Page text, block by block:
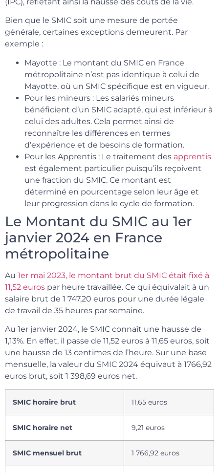
Bien que le SMIC soit une mesure de portée
générale, certaines exceptions demeurent. Par
exemple :
Mayotte : Le montant du SMIC en France
métropolitaine n’est pas identique à celui de
Mayotte, où un SMIC spécifique est en vigueur.
Pour les mineurs : Les salariés mineurs
bénéficient d’un SMIC adapté, qui est inférieur à
celui des adultes. Cela permet ainsi de
reconnaître les différences en termes
d’expérience et de besoins de formation.
Pour les Apprentis : Le traitement des apprentis
est également particulier puisqu’ils reçoivent
une fraction du SMIC. Ce montant est
déterminé en pourcentage selon leur âge et
leur progression dans le cycle de formation.
Le Montant du SMIC au 1er
janvier 2024 en France
métropolitaine
Au 1er mai 2023, le montant brut du SMIC était fixé à
11,52 euros par heure travaillée. Ce qui équivalait à un
salaire brut de 1 747,20 euros pour une durée légale
de travail de 35 heures par semaine.
Au 1er janvier 2024, le SMIC connaît une hausse de
1,13%. En effet, il passe de 11,52 euros à 11,65 euros, soit
une hausse de 13 centimes de l’heure. Sur une base
mensuelle, la valeur du SMIC 2024 équivaut à 1766,92
euros brut, soit 1 398,69 euros net.
SMIC horaire brut 11,65 euros
SMIC horaire net 9,21 euros
SMIC mensuel brut 1 766,92 euros